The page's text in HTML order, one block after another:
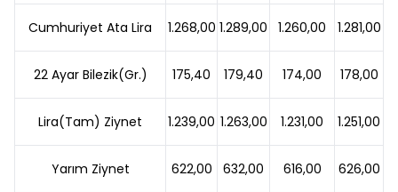
Cumhuriyet Ata Lira 1.268,00 1.289,00 1.260,00 1.281,00
22 Ayar Bilezik(Gr.) 175,40 179,40 174,00 178,00
Lira(Tam) Ziynet 1.239,00 1.263,00 1.231,00 1.251,00
Yarım Ziynet 622,00 632,00 616,00 626,00